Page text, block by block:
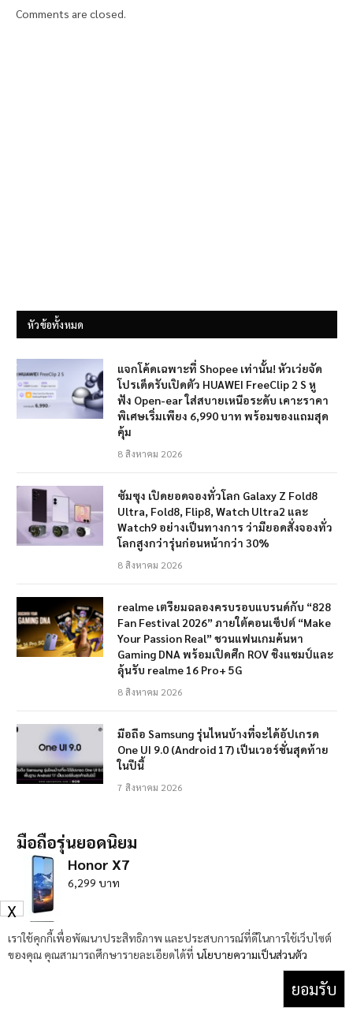
Comments are closed.
หัวข้อทั้งหมด
แจกโค้ดเฉพาะที่ Shopee เท่านั้น! หัวเว่ยจัด
โปรเด็ดรับเปิดตัว HUAWEI FreeClip 2 S หู
ฟัง Open-ear ใส่สบายเหนือระดับ เคาะราคา
พิเศษเริ่มเพียง 6,990 บาท พร้อมของแถมสุด
คุ้ม
8 สิงหาคม 2026
ซัมซุง เปิดยอดจองทั่วโลก Galaxy Z Fold8
Ultra, Fold8, Flip8, Watch Ultra2 และ
Watch9 อย่างเป็นทางการ ว่ามียอดสั่งจองทั่ว
โลกสูงกว่ารุ่นก่อนหน้ากว่า 30%
8 สิงหาคม 2026
realme เตรียมฉลองครบรอบแบรนด์กับ “828
Fan Festival 2026” ภายใต้คอนเซ็ปต์ “Make
Your Passion Real” ชวนแฟนเกมค้นหา
Gaming DNA พร้อมเปิดศึก ROV ชิงแชมป์และ
ลุ้นรับ realme 16 Pro+ 5G
8 สิงหาคม 2026
มือถือ Samsung รุ่นไหนบ้างที่จะได้อัปเกรด
One UI 9.0 (Android 17) เป็นเวอร์ชั่นสุดท้าย
ในปีนี้
7 สิงหาคม 2026
มือถือรุ่นยอดนิยม
Honor X7
6,299 บาท
Honor X8
7,999 บาท
เราใช้คุกกี้เพื่อพัฒนาประสิทธิภาพ และประสบการณ์ที่ดีในการใช้เว็บไซต์
ของคุณ คุณสามารถศึกษารายละเอียดได้ที่ นโยบายความเป็นส่วนตัว
ยอมรับ
X